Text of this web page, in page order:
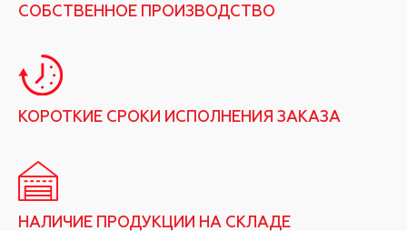
СОБСТВЕННОЕ ПРОИЗВОДСТВО
КОРОТКИЕ СРОКИ ИСПОЛНЕНИЯ ЗАКАЗА
НАЛИЧИЕ ПРОДУКЦИИ НА СКЛАДЕ